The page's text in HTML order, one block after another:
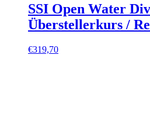
SSI Open Water
Überstellerkurs /
€319,70